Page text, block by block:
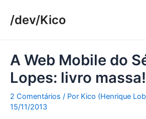
para/dev/Kico
A Web Mobile do
Lopes: livro massa!
2 Comentários / Por Kico (Henrique
15/11/2013